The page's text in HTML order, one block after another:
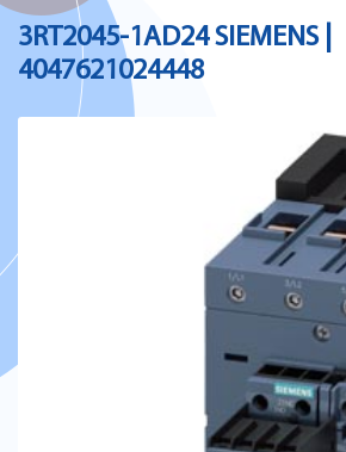
3RT2045-1AD24 SIEMENS |
4047621024448